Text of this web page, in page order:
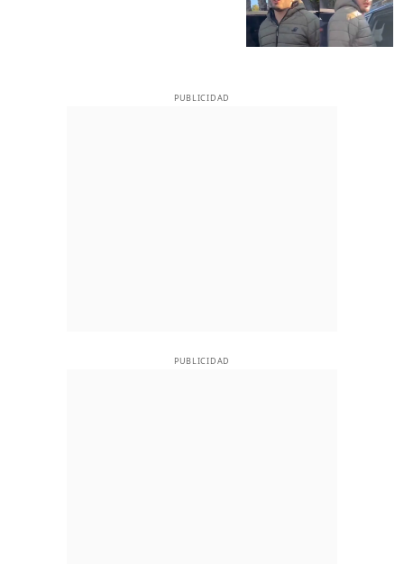
PUBLICIDAD
PUBLICIDAD